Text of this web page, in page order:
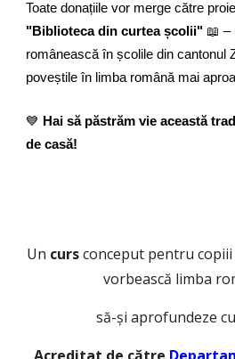
Toate donațiile vor merge către
"Biblioteca din curtea școlii" 📖 –
românească în școlile din cantonul
poveștile în limba română mai
💙 Hai să păstrăm vie această
de casă!
Un cursconceput pentru copiii
vorbească limba
să-și aprofundeze